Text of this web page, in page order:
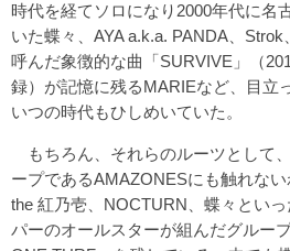
時代を経てソロになり2000年代に名
いた蝶々、AYA a.k.a. PANDA、
呼んだ象徴的な曲「SURVIVE」（
録）が記憶に残るMARIEなど、目立
いつの時代もひしめいていた。
もちろん、それらのルーツとして
ープであるAMAZONESにも触れな
the 紅乃壱、NOCTURN、蝶々とい
パーのオールスターが組んだグルー